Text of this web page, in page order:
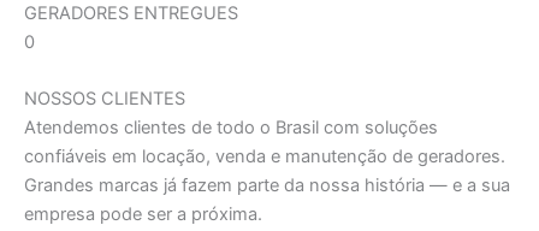
GERADORES ENTREGUES
0
NOSSOS CLIENTES
Atendemos clientes de todo o Brasil com soluções
confiáveis em locação, venda e manutenção de geradores.
Grandes marcas já fazem parte da nossa história — e a sua
empresa pode ser a próxima.